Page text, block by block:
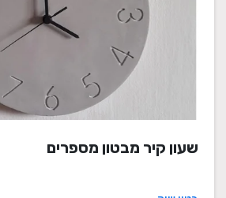
שעון קיר מבטון מספרים